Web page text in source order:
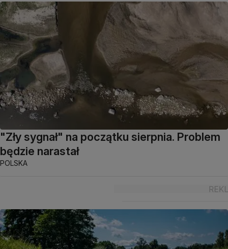
"Zły sygnał" na początku sierpnia. Problem
będzie narastał
POLSKA